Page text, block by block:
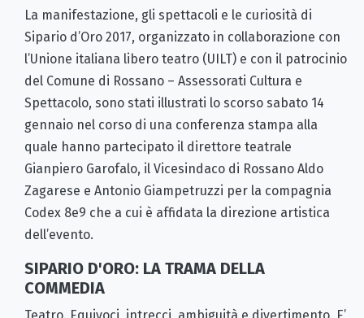
La manifestazione, gli spettacoli e le curiosità di
Sipario d’Oro 2017, organizzato in collaborazione con
l’Unione italiana libero teatro (UILT) e con il patrocinio
del Comune di Rossano – Assessorati Cultura e
Spettacolo, sono stati illustrati lo scorso sabato 14
gennaio nel corso di una conferenza stampa alla
quale hanno partecipato il direttore teatrale
Gianpiero Garofalo, il Vicesindaco di Rossano Aldo
Zagarese e Antonio Giampetruzzi per la compagnia
Codex 8e9 che a cui è affidata la direzione artistica
dell’evento.
SIPARIO D'ORO: LA TRAMA DELLA
COMMEDIA